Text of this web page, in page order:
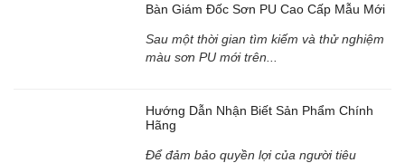
Bàn Giám Đốc Sơn PU Cao Cấp Mẫu Mới
Sau một thời gian tìm kiếm và thử nghiệm
màu sơn PU mới trên...
Hướng Dẫn Nhận Biết Sản Phẩm Chính
Hãng
Để đảm bảo quyền lợi của người tiêu